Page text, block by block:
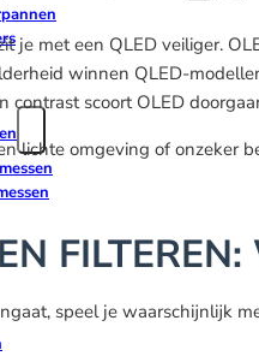
je met een QLED veiliger.
winnen QLED-
contrast scoort OLED
lichte omgeving of onzeker
speel je waarschijnlijk